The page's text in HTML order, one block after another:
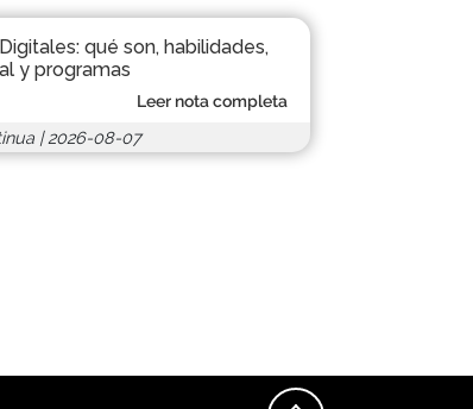
qué son, habilidades,
y programas
Leer nota completa
|2026-08-07